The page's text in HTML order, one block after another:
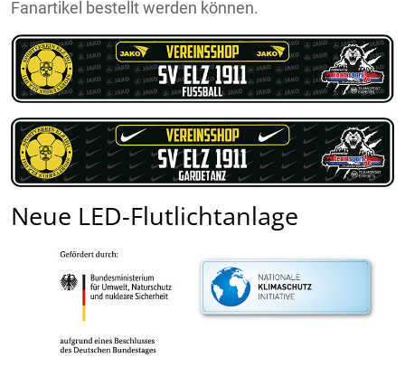
Fanartikel bestellt werden können.
Neue LED-Flutlichtanlage